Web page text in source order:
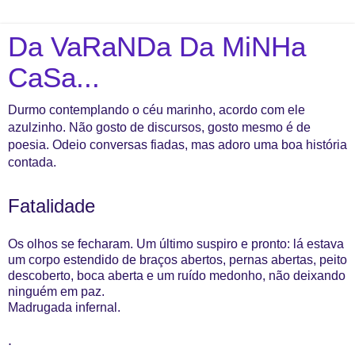
Da VaRaNDa Da MiNHa
CaSa...
Durmo contemplando o céu marinho, acordo com ele
azulzinho. Não gosto de discursos, gosto mesmo é de
poesia. Odeio conversas fiadas, mas adoro uma boa história
contada.
Fatalidade
Os olhos se fecharam. Um último suspiro e pronto: lá estava
um corpo estendido de braços abertos, pernas abertas, peito
descoberto, boca aberta e um ruído medonho, não deixando
ninguém em paz.
Madrugada infernal.
.